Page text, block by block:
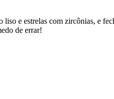
e estrelas com zircônias, e
de errar!